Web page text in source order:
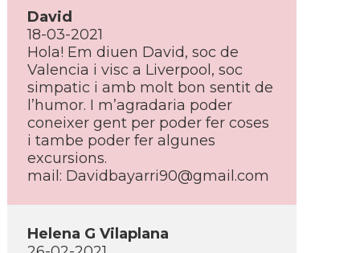
David
18-03-2021
Hola! Em diuen David, soc de
Valencia i visc a Liverpool, soc
simpatic i amb molt bon sentit de
l’humor. I m’agradaria poder
coneixer gent per poder fer coses
i tambe poder fer algunes
excursions.
mail: Davidbayarri90@gmail.com
Helena G Vilaplana